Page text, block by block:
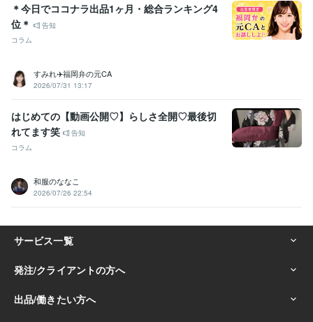
＊今日でココナラ出品1ヶ月・総合ランキング4
位＊
告知
コラム
すみれ✈️福岡弁の元CA
2026/07/31 13:17
はじめての【動画公開♡】らしさ全開♡最後切
れてます笑
告知
コラム
和服のななこ
2026/07/26 22:54